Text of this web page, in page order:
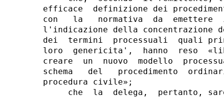
efficace  definizione dei
con   la   normativa  da
l'indicazione della concentrazione
dei  termini  processuali  quali
loro  genericita',  hanno  reso
creare  un  nuovo  modello
schema   del   procedimento
procedura civile»;
che  la  delega,  pertanto,